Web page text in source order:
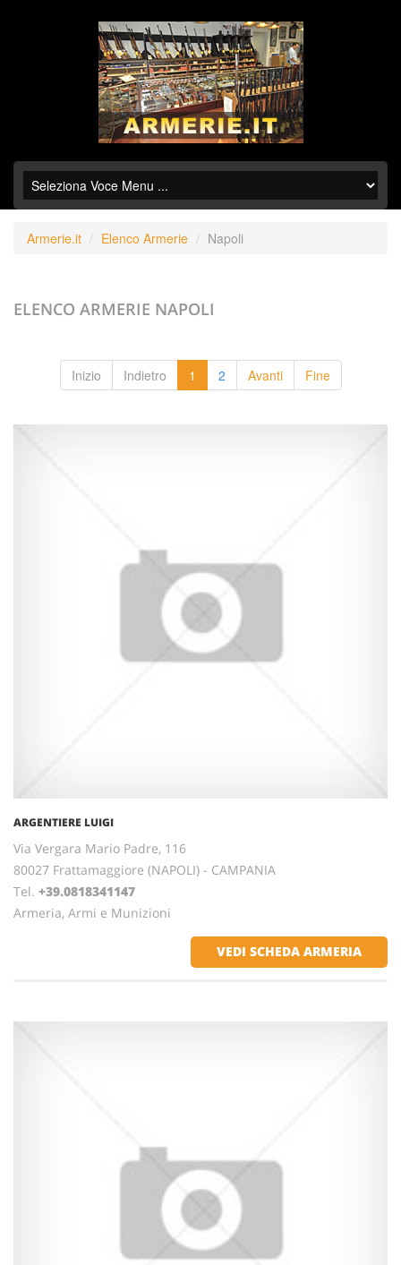
Armerie.it Elenco Armerie Napoli
ELENCO ARMERIE NAPOLI
Inizio Indietro 1 2 Avanti Fine
ARGENTIERE LUIGI
Via Vergara Mario Padre, 116
80027 Frattamaggiore (NAPOLI) - CAMPANIA
Tel. +39.0818341147
Armeria, Armi e Munizioni
VEDI SCHEDA ARMERIA